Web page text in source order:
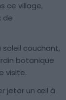
ce village,
de
soleil couchant,
botanique
visite.
jeter un œil à